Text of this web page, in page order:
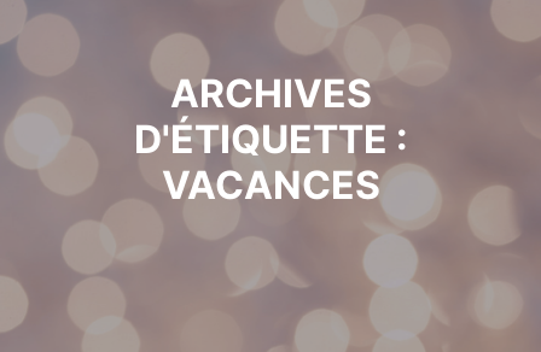
ARCHIVES
D'ÉTIQUETTE :
VACANCES